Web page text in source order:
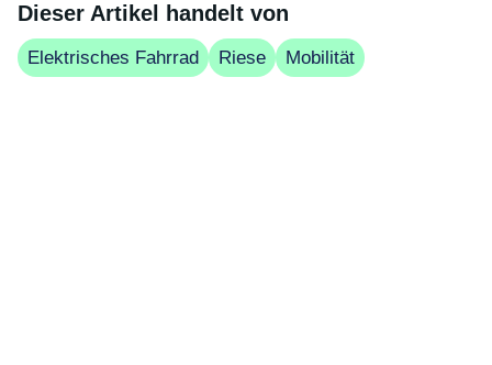
Dieser Artikel handelt von
Elektrisches Fahrrad Riese Mobilität